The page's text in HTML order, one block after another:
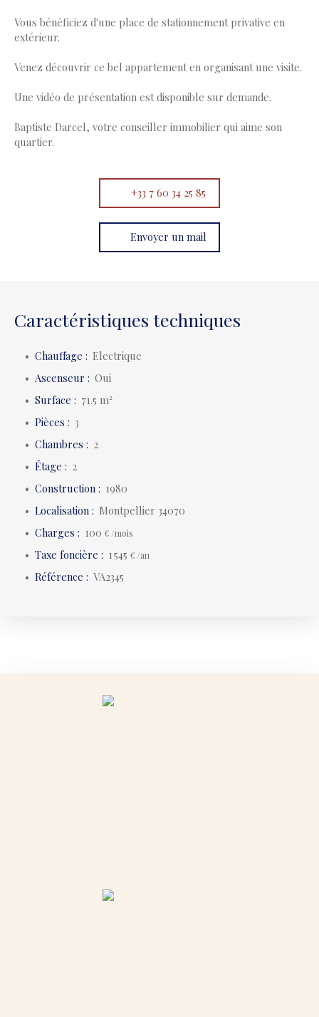
Vous bénéficiez d'une place de stationnement privative en
extérieur.
Venez découvrir ce bel appartement en organisant une visite.
Une vidéo de présentation est disponible sur demande.
Baptiste Darcel, votre conseiller immobilier qui aime son
quartier.
+33 7 60 34 25 85
Envoyer un mail
Caractéristiques techniques
Chauffage : Electrique
Ascenseur : Oui
Surface : 71.5m²
Pièces : 3
Chambres : 2
Étage : 2
Construction : 1980
Localisation : Montpellier 34070
Charges : 100€ /mois
Taxe foncière : 1 545€ /an
Référence : VA2345